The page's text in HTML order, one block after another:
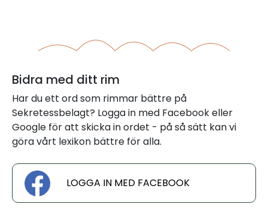
Bidra med ditt rim
Har du ett ord som rimmar bättre på
Sekretessbelagt? Logga in med Facebook eller
Google för att skicka in ordet - på så sätt kan vi
göra vårt lexikon bättre för alla.
LOGGA IN MED FACEBOOK